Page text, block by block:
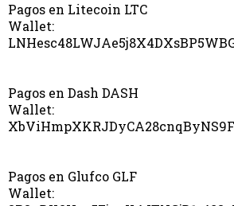
Pagos en Litecoin LTC
Wallet:
Pagos en Dash DASH
Wallet:
Pagos en Glufco GLF
Wallet: